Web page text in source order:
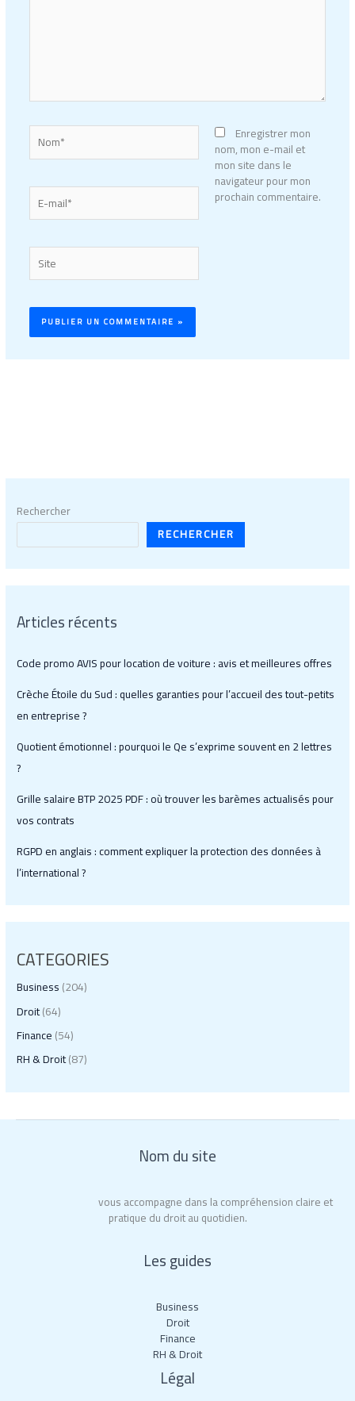
Nom*
E-
mail*
Site
Enregistrer mon
nom, mon e-mail et
mon site dans le
navigateur pour mon
prochain commentaire.
Rechercher
RECHERCHER
Articles récents
Code promo AVIS pour location de voiture : avis et meilleures offres
Crèche Étoile du Sud : quelles garanties pour l’accueil des tout-petits
en entreprise ?
Quotient émotionnel : pourquoi le Qe s’exprime souvent en 2 lettres
?
Grille salaire BTP 2025 PDF : où trouver les barèmes actualisés pour
vos contrats
RGPD en anglais : comment expliquer la protection des données à
l’international ?
CATEGORIES
Business(204)
Droit(64)
Finance(54)
RH & Droit(87)
Nom du site
vous accompagne dans la compréhension claire et
pratique du droit au quotidien.
Les guides
Business
Droit
Finance
RH & Droit
Légal